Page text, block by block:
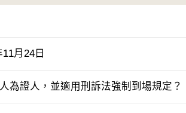
月24日
為證人，並適用刑訴法強制到場規定？